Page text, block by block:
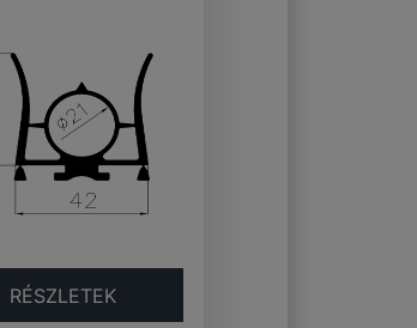
RÉSZLETEK